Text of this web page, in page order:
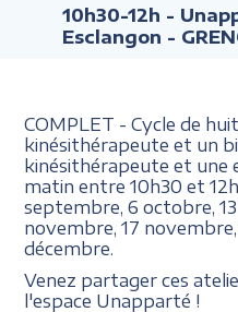
10h30-12h -
Esclangon -
COMPLET - Cycle de
kinésithérapeute et un
kinésithérapeute et une
matin entre 10h30 et
septembre, 6 octobre,
novembre, 17
décembre.
Venez partager ces
l'espace Unapparté !